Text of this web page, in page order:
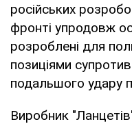
російських
фронті упродовж
розроблені для
позиціями
подальшого удару
Виробник